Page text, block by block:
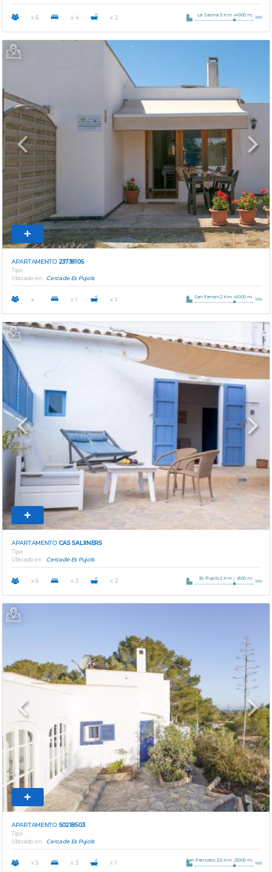
x 6 x 4 x 2 La Savina 3 Km 4000 m.
Previous Next
APARTAMENTO 23738105
Tipo
Ubicado en
Cerca de Es Pujols
x x 1 x 1 San Ferran 2 Km 4000 m.
Previous Next
APARTAMENTO CAS SALIINERS
Tipo
Ubicado en
Cerca de Es Pujols
x 5 x 3 x 2 Es Pujols 2 Km 800 m.
Previous Next
APARTAMENTO 50218503
Tipo
Ubicado en
Cerca de Es Pujols
x 5 x 3 x 1 San Francesc 2,5 Km 3000 m.